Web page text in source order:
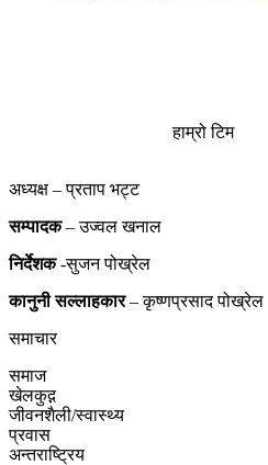
हाम्रो टिम
अध्यक्ष – प्रताप भट्ट
सम्पादक– उज्वल खनाल
निर्देशक-सुजन पोख्रेल
कानुनी सल्लाहकार– कृष्णप्रसाद पोख्रेल
समाचार
समाज
खेलकुद़़
जीवनशैली/स्वास्थ्य
प्रवास
अन्तराष्ट्रिय